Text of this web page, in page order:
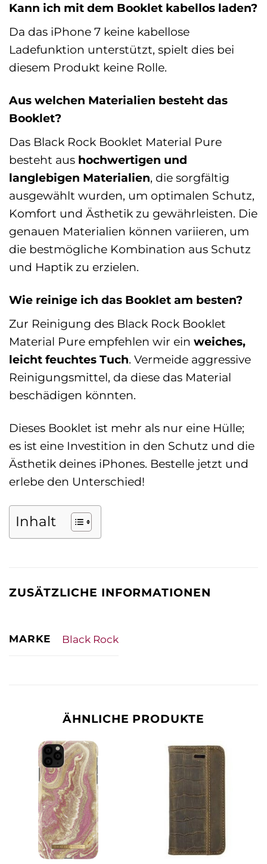
Kann ich mit dem Booklet kabellos laden?
Da das iPhone 7 keine kabellose
Ladefunktion unterstützt, spielt dies bei
diesem Produkt keine Rolle.
Aus welchen Materialien besteht das
Booklet?
Das Black Rock Booklet Material Pure
besteht aus hochwertigen und
langlebigen Materialien, die sorgfältig
ausgewählt wurden, um optimalen Schutz,
Komfort und Ästhetik zu gewährleisten. Die
genauen Materialien können variieren, um
die bestmögliche Kombination aus Schutz
und Haptik zu erzielen.
Wie reinige ich das Booklet am besten?
Zur Reinigung des Black Rock Booklet
Material Pure empfehlen wir ein weiches,
leicht feuchtes Tuch. Vermeide aggressive
Reinigungsmittel, da diese das Material
beschädigen könnten.
Dieses Booklet ist mehr als nur eine Hülle;
es ist eine Investition in den Schutz und die
Ästhetik deines iPhones. Bestelle jetzt und
erlebe den Unterschied!
Inhalt
ZUSÄTZLICHE INFORMATIONEN
MARKE Black Rock
ÄHNLICHE PRODUKTE